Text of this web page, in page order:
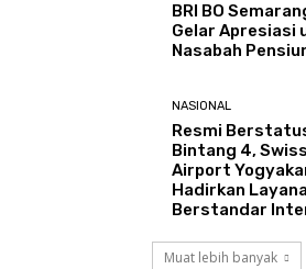
BRI BO
Gelar Apresiasi
Nasabah
NASIONAL
Resmi
Bintang 4,
Airport
Hadirkan
Berstandar
Muat lebih banyak